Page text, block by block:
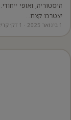
היסטוריה, ואופי
יצטרכו קצת…
1 בינואר 2025 · 1 דק׳ קריאה